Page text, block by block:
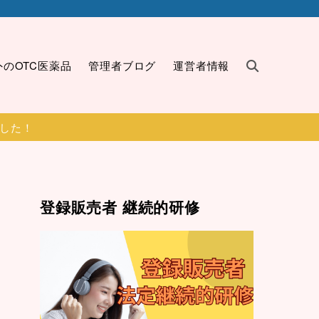
のOTC医薬品 管理者ブログ 運営者情報
た！
登録販売者 継続的研修